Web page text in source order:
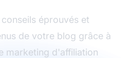
éprouvés et
de votre blog grâce à
marketing d'affiliation